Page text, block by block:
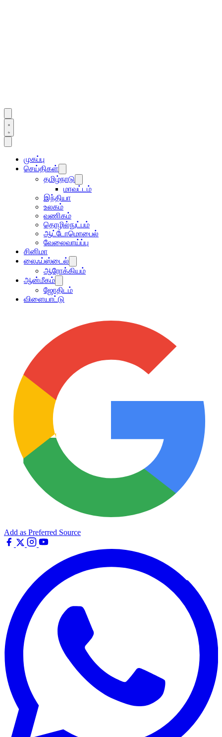
முகப்பு
செய்திகள்
தமிழ்நாடு
மாவட்டம்
இந்தியா
உலகம்
வணிகம்
தொழில்நுட்பம்
ஆட்டோமொபைல்
வேலைவாய்ப்பு
சினிமா
லைஃப்ஸ்டைல்
ஆரோக்கியம்
ஆன்மீகம்
ஜோதிடம்
விளையாட்டு
Add as Preferred Source